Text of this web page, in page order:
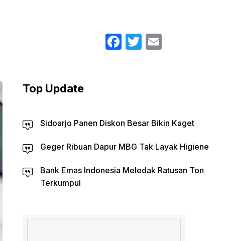
Facebook
Twitter
Top Update
Sidoarjo Panen Diskon Besar Bikin Kaget
Geger Ribuan Dapur MBG Tak Layak Higiene
Bank Emas Indonesia Meledak Ratusan Ton
Terkumpul